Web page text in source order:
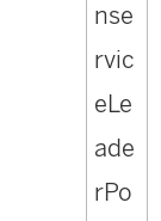
nse
rvic
eLe
ade
rPo